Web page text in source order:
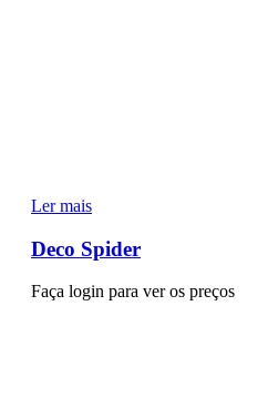
Ler mais
Deco Spider
Faça login para ver os preços